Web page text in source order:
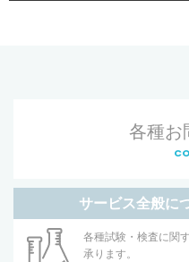
各種お
サービス全般に
各種試験・検査に関
承ります。